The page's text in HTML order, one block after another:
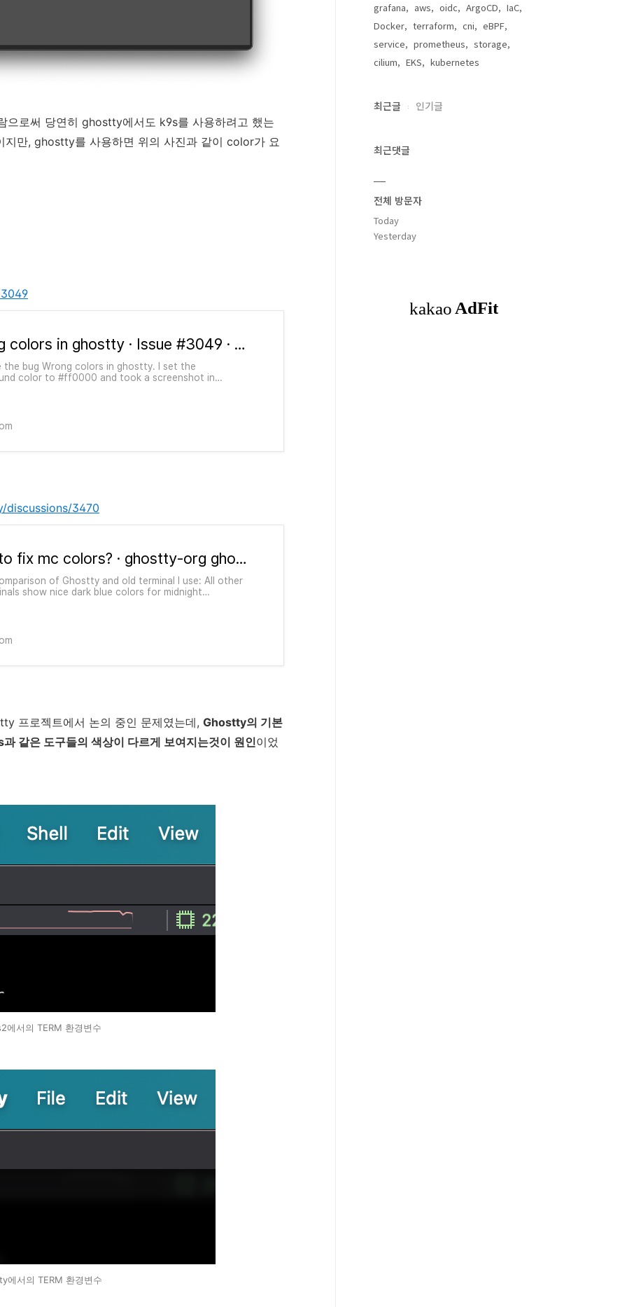
으로써 당연히 ghostty에서도 k9s를 사용하려고 했는
만, ghostty를 사용하면 위의 사진과 같이 color가 요
Wrong colors in ghostty · Issue #3049 · derailed/k9s
the bug Wrong colors in ghostty. I set the
color to #ff0000 and took a screenshot in
3470
How to fix mc colors? · ghostty-org ghostty · Discussion #3470
of Ghostty and old terminal I use: All other
show nice dark blue colors for midnight
프로젝트에서 논의 중인 문제였는데, Ghostty의 기본
같은 도구들의 색상이 다르게 보여지는것이 원인이었
에서의 TERM 환경변수
에서의 TERM 환경변수
grafana
aws oidc ArgoCD
IaC
Docker
terraform cni
eBPF
service
prometheus
storage
cilium
EKS kubernetes
최근글 인기글
최근댓글
전체 방문자
Today
Yesterday